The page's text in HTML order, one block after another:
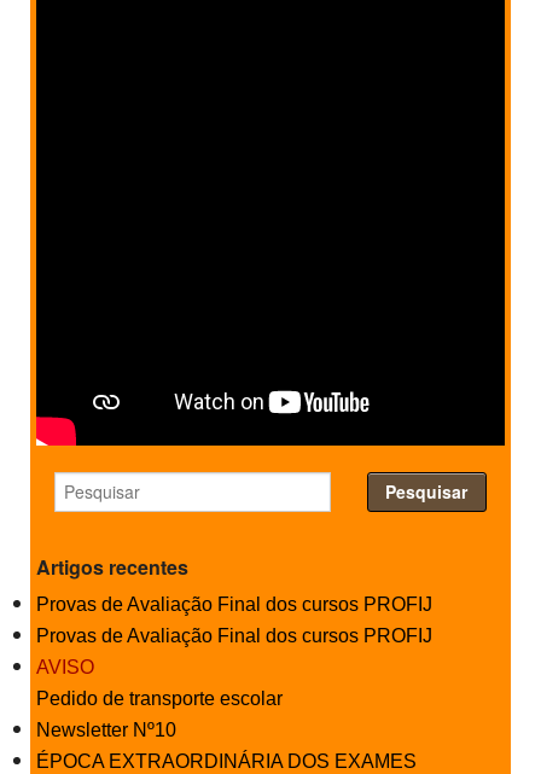
Artigos recentes
Provas de Avaliação Final dos cursos PROFIJ
Provas de Avaliação Final dos cursos PROFIJ
AVISO
Pedido de transporte escolar
Newsletter Nº10
ÉPOCA EXTRAORDINÁRIA DOS EXAMES